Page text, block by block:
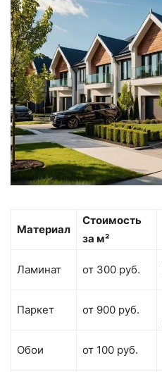
Материал
Стоимость
за м²
Ламинат от 300 руб.
Паркет от 900 руб.
Обои от 100 руб.